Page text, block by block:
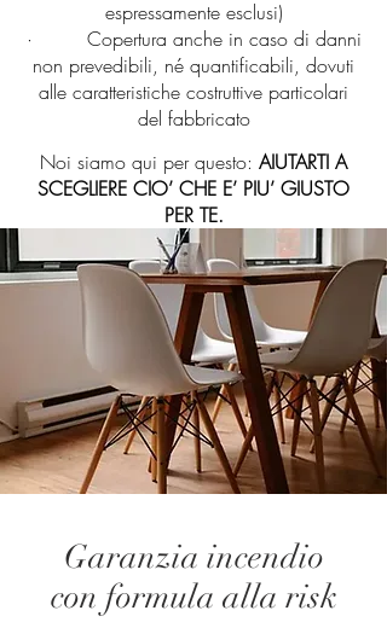
espressamente esclusi)
· Copertura anche in caso di danni
non prevedibili, né quantificabili, dovuti
alle caratteristiche costruttive particolari
del fabbricato
Noi siamo qui per questo: AIUTARTI A
SCEGLIERE CIO’ CHE E’ PIU’ GIUSTO
PER TE.
Garanzia incendio
con formula alla risk